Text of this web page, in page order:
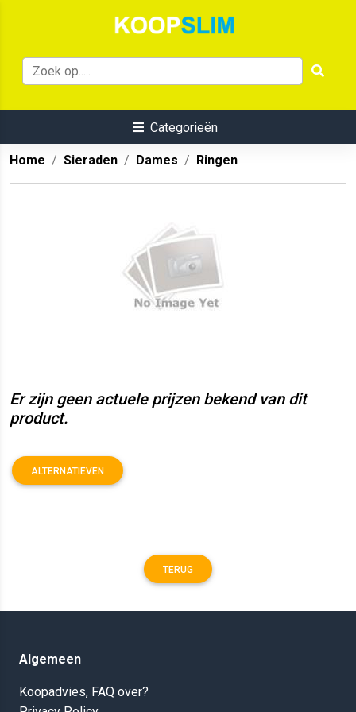
Categorieën
Home Sieraden Dames Ringen
Er zijn geen actuele prijzen bekend van dit
product.
ALTERNATIEVEN
TERUG
Algemeen
Koopadvies, FAQ over?